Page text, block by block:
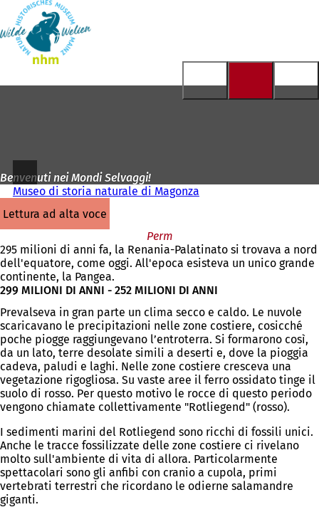
Vai al contenuto
pagina
iniziale
Benvenuti nei Mondi Selvaggi!
Museo di storia naturale di Magonza
lettura ad alta voce
Perm
295 milioni di anni fa, la Renania-Palatinato si trovava a nord
dell'equatore, come oggi. All'epoca esisteva un unico grande
continente, la Pangea.
299 MILIONI DI ANNI - 252 MILIONI DI ANNI
Prevalseva in gran parte un clima secco e caldo. Le nuvole
scaricavano le precipitazioni nelle zone costiere, cosicché
poche piogge raggiungevano l’entroterra. Si formarono così,
da un lato, terre desolate simili a deserti e, dove la pioggia
cadeva, paludi e laghi. Nelle zone costiere cresceva una
vegetazione rigogliosa. Su vaste aree il ferro ossidato tinge il
suolo di rosso. Per questo motivo le rocce di questo periodo
vengono chiamate collettivamente "Rotliegend" (rosso).
I sedimenti marini del Rotliegend sono ricchi di fossili unici.
Anche le tracce fossilizzate delle zone costiere ci rivelano
molto sull'ambiente di vita di allora. Particolarmente
spettacolari sono gli anfibi con cranio a cupola, primi
vertebrati terrestri che ricordano le odierne salamandre
giganti.